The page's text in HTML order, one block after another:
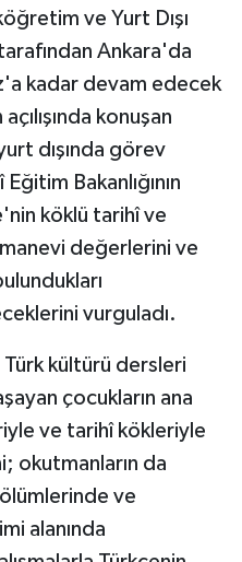
ve Yurt Dışı
Ankara'da
kadar devam edecek
konuşan
dışında görev
Bakanlığının
köklü tarihî ve
değerlerini ve
vurguladı.
kültürü dersleri
çocukların ana
ve tarihî kökleriyle
okutmanların da
ve
alanında